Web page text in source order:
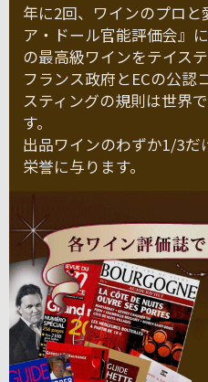
年に2回、ワインのプロと
ア・ドール官能評価会』
の最高級ワインをテイス
フランス政府とECの公認
スティングの規則は世界
す。
出品ワインのわずか1/3だ
栄誉に与ります。